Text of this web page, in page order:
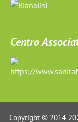
Centro
Copyright © 2014-